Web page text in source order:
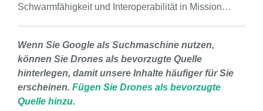
Schwarmfähigkeit und Interoperabilität in Mission…
Wenn Sie Google als Suchmaschine nutzen,
können Sie Drones als bevorzugte Quelle
hinterlegen, damit unsere Inhalte häufiger für Sie
erscheinen. Fügen Sie Drones als bevorzugte
Quelle hinzu.